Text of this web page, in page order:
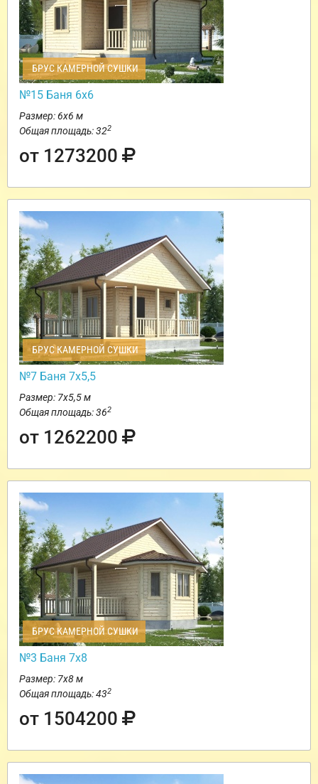
БРУС КАМЕРНОЙ СУШКИ
№15 Баня 6х6
Размер: 6х6 м
Общая площадь: 322
от 1273200
БРУС КАМЕРНОЙ СУШКИ
№7 Баня 7х5,5
Размер: 7х5,5 м
Общая площадь: 362
от 1262200
БРУС КАМЕРНОЙ СУШКИ
№3 Баня 7х8
Размер: 7х8 м
Общая площадь: 432
от 1504200